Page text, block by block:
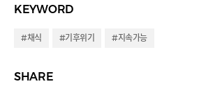
KEYWORD
#채식 #기후위기 #지속가능
SHARE